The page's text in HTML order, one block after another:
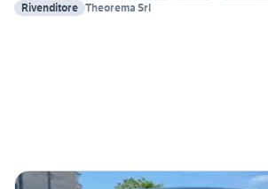
Rivenditore Theorema Srl